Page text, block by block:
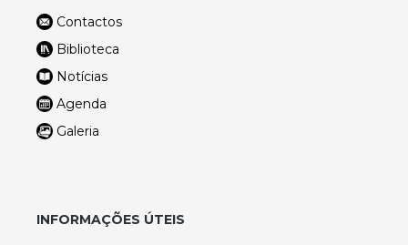
Contactos
Biblioteca
Notícias
Agenda
Galeria
INFORMAÇÕES ÚTEIS